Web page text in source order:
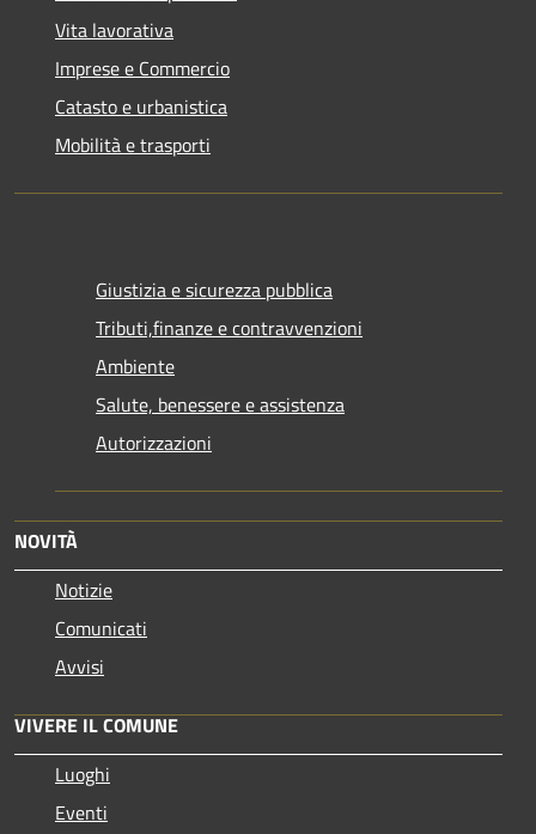
Vita lavorativa
Imprese e Commercio
Catasto e urbanistica
Mobilità e trasporti
Giustizia e sicurezza pubblica
Tributi,finanze e contravvenzioni
Ambiente
Salute, benessere e assistenza
Autorizzazioni
NOVITÀ
Notizie
Comunicati
Avvisi
VIVERE IL COMUNE
Luoghi
Eventi